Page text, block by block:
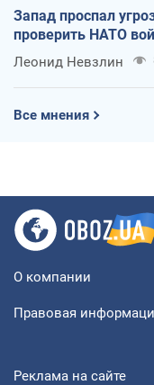
Запад проспал
проверить НАТО
Леонид Невзлин
Все мнения
О компании
Правовая
Реклама на сайте